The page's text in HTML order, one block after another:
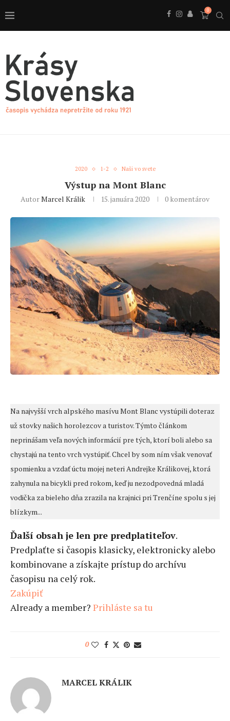
0
2020 1-2 Naši vo svete
Výstup na Mont Blanc
AutorMarcel Králik 15. januára 2020 0 komentárov
Na najvyšší vrch alpského masívu Mont Blanc vystúpili doteraz
už stovky našich horolezcov a turistov. Týmto článkom
neprinášam veľa nových informácií pre tých, ktorí boli alebo sa
chystajú na tento vrch vystúpiť. Chcel by som ním však venovať
spomienku a vzdať úctu mojej neteri Andrejke Králikovej, ktorá
zahynula na bicykli pred rokom, keď ju nezodpovedná mladá
vodička za bieleho dňa zrazila na krajnici pri Trenčíne spolu s jej
blízkym...
Ďalší obsah je len pre predplatiteľov.
Predplaťte si časopis klasicky, elektronicky alebo
kombinovane a získajte prístup do archívu
časopisu na celý rok.
Zakúpiť
Already a member? Prihláste sa tu
0
MARCEL KRÁLIK